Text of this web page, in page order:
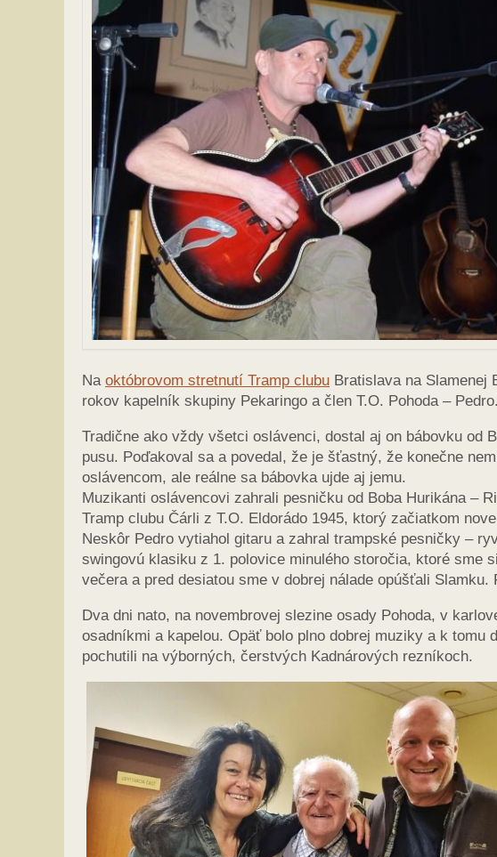
Na októbrovom stretnutí Tramp clubu Bratislava na Slamenej
rokov kapelník skupiny Pekaringo a člen T.O. Pohoda – Pedro.
Tradične ako vždy všetci oslávenci, dostal aj on bábovku od
pusu. Poďakoval sa a povedal, že je šťastný, že konečne
oslávencom, ale reálne sa bábovka ujde aj jemu.
Muzikanti oslávencovi zahrali pesničku od Boba Hurikána –
Tramp clubu Čárli z T.O. Eldorádo 1945, ktorý začiatkom
Neskôr Pedro vytiahol gitaru a zahral trampské pesničky –
swingovú klasiku z 1. polovice minulého storočia, ktoré sme
večera a pred desiatou sme v dobrej nálade opúšťali
Dva dni nato, na novembrovej slezine osady Pohoda, v
osadníkmi a kapelou. Opäť bolo plno dobrej muziky a k tomu
pochutili na výborných, čerstvých Kadnárových rezníkoch.